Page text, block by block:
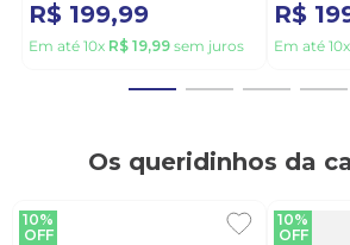
priorizam leveza, amortecimento e
Escolher a marca é apostar em
estar em cada passo.
R$ 199,99
Em até 10x R$ 19,99 sem juros
R$
Em até 10x
Os queridinhos da
10%
OFF
10%
OFF